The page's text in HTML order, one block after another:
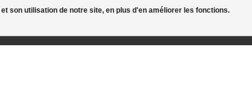
son utilisation de notre site, en plus d'en améliorer les fonctions.